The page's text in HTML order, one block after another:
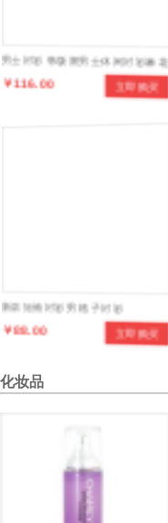
男士衬衫 韩版潮男士休闲衬衫麻花
拼接长袖衬衣 韩国男装 立即购买
￥116.00
新款短袖衬衫男 格子衬衫
立即购买
￥88.00
化妆品